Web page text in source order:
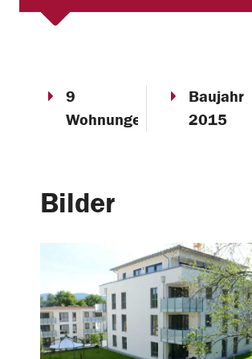
9
Wohnungen
Baujahr
2015
Bilder